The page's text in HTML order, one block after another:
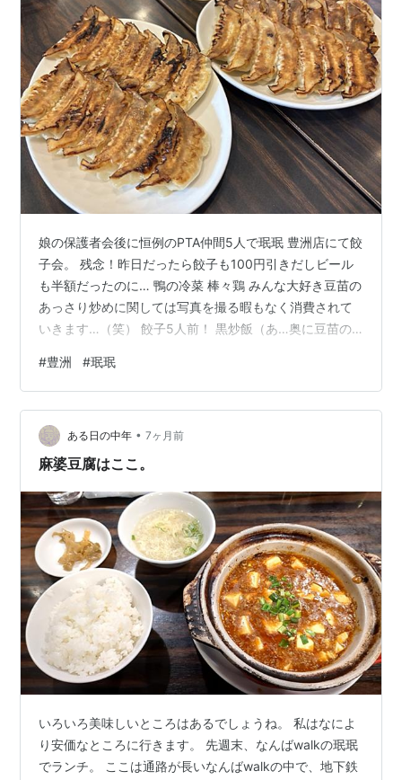
娘の保護者会後に恒例のPTA仲間5人で珉珉 豊洲店にて餃
子会。 残念！昨日だったら餃子も100円引きだしビール
も半額だったのに… 鴨の冷菜 棒々鶏 みんな大好き豆苗の
あっさり炒めに関しては写真を撮る暇もなく消費されて
いきます…（笑） 餃子5人前！ 黒炒飯（あ…奥に豆苗の
ことで少ししんみりしちゃいましたが、必ずの再会を約
束して散会です。珉珉 豊洲店
#豊洲 #珉珉
ある日の中年 • 7ヶ月前
麻婆豆腐はここ。
いろいろ美味しいところはあるでしょうね。 私はなによ
り安価なところに行きます。 先週末、なんばwalkの珉珉
でランチ。 ここは通路が長いなんばwalkの中で、地下鉄